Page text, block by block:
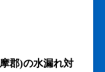
郡)の水漏れ対